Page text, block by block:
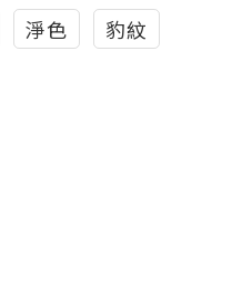
淨色 豹紋